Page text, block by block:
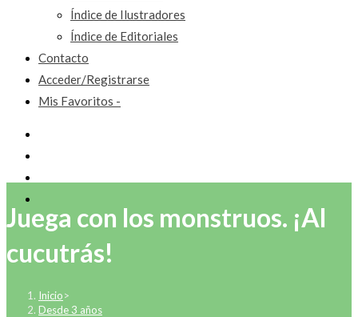
Índice de Ilustradores
Índice de Editoriales
Contacto
Acceder/Registrarse
Mis Favoritos -
Juega con los monstruos. ¡Al
cucutrás!
Inicio>
Desde 3 años